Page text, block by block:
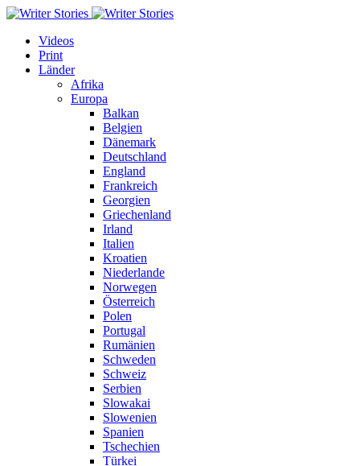
Videos
Print
Länder
Afrika
Europa
Balkan
Belgien
Dänemark
Deutschland
England
Frankreich
Georgien
Griechenland
Irland
Italien
Kroatien
Niederlande
Norwegen
Österreich
Polen
Portugal
Rumänien
Schweden
Schweiz
Serbien
Slowakai
Slowenien
Spanien
Tschechien
Türkei